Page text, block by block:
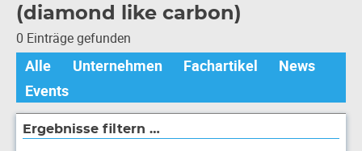
(diamond like carbon)
0 Einträge gefunden
Alle Unternehmen Fachartikel
News
Events
Ergebnisse filtern …